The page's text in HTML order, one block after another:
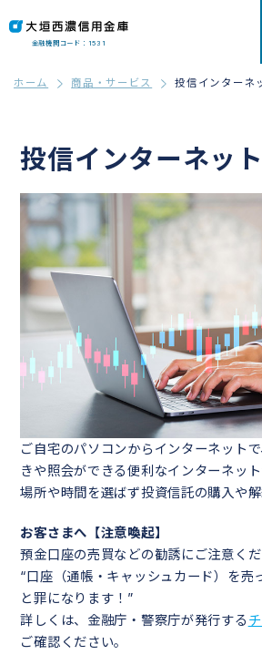
金融機関コード：1531
ホーム 商品・サービス 投信インターネ
投信インターネッ
ご自宅のパソコンからインターネットで
きや照会ができる便利なインターネット
場所や時間を選ばず投資信託の購入や解
お客さまへ【注意喚起】
預金口座の売買などの勧誘にご注意くだ
“口座（通帳・キャッシュカード）を売
と罪になります！”
詳しくは、金融庁・警察庁が発行する
ご確認ください。